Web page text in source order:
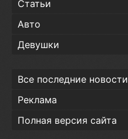
Статьи
Авто
Девушки
Все последние новости
Реклама
Полная версия сайта